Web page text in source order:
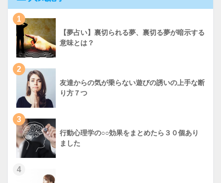
1
【夢占い】裏切られる夢、裏切る夢が暗示する
意味とは？
2
友達からの気が乗らない遊びの誘いの上手な断
り方７つ
3
行動心理学の○○効果をまとめたら３０個あり
ました
4